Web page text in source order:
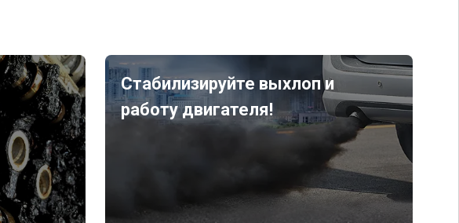
Стабилизируйте выхлоп и
работу двигателя!